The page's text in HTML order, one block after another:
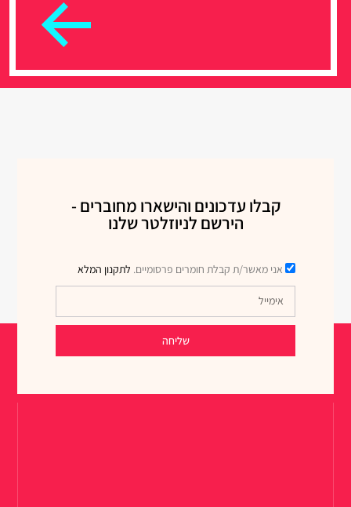
קבלו עדכונים והישארו מחוברים -
הירשם לניוזלטר שלנו
אני מאשר/ת קבלת חומרים פרסומיים. לתקנון המלא
שליחה